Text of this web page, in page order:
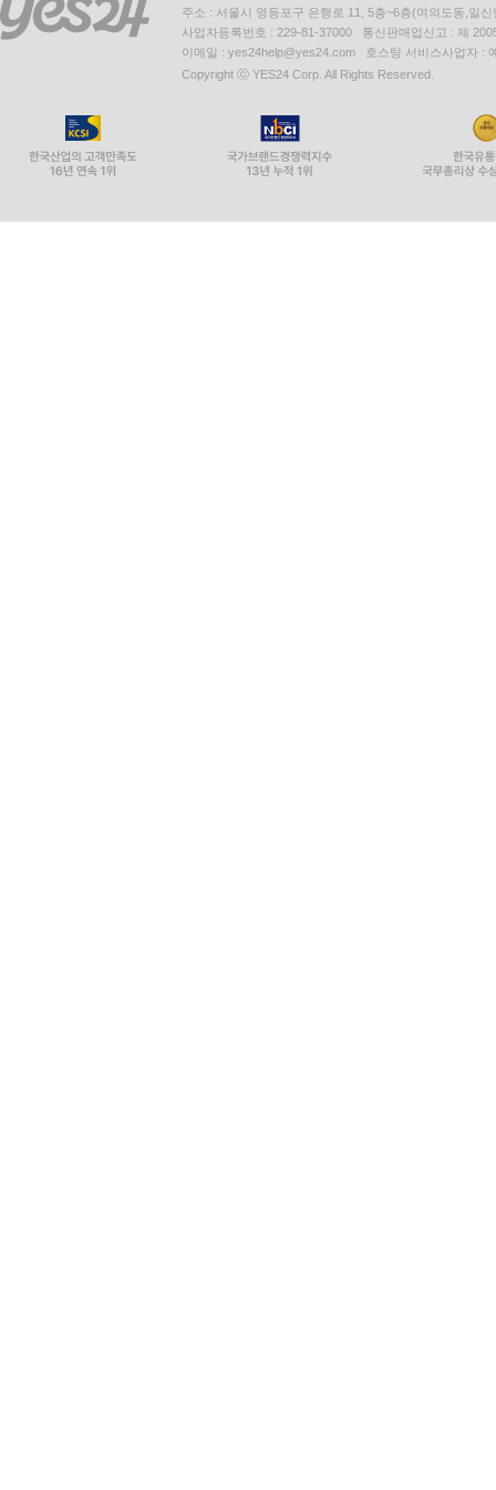
주소 : 서울시 영등포구 은행로 11, 5층~6층(여의도동,일신
사업자등록번호 : 229-81-37000 통신판매업신고 : 제
이메일 : yes24help@yes24.com 호스팅 서비스사업자 :
Copyright ⓒ YES24 Corp. All Rights Reserved.